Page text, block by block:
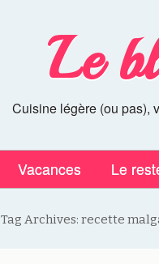
Le
Cuisine légère (ou pas),
Vacances Le
Tag Archives:recette